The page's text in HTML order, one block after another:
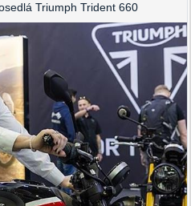
Triumph Trident 660